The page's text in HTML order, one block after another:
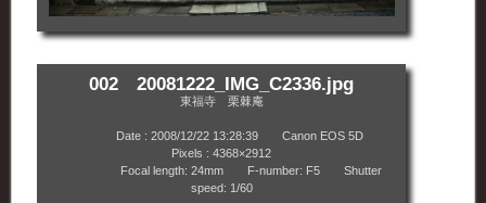
002 20081222_IMG_C2336.jpg
東福寺 栗棘庵
Date : 2008/12/22 13:28:39 Canon EOS 5D
Pixels : 4368×2912
Focal length: 24mm F-number: F5 Shutter
speed: 1/60